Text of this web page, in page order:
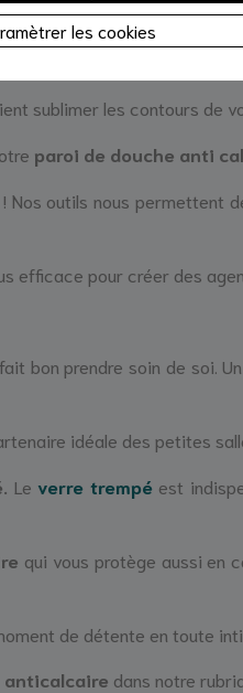
les cookies
la corrosion.
sublimer les contours de
paroi de douche anti
outils nous permettent
efficace pour créer des
bon prendre soin de soi. Un
idéale des petites
Le verre trempé est
qui vous protège aussi en
de détente en toute
anticalcaire dans notre